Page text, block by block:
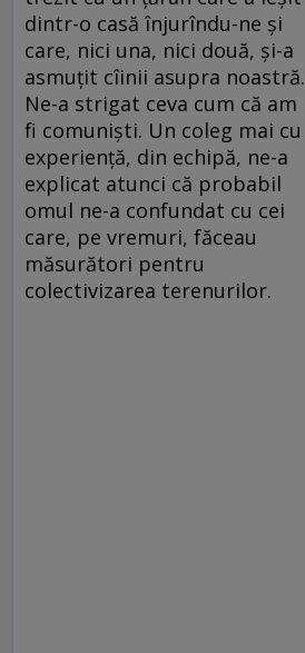
dintr-o casă înjurîndu-ne şi
care, nici una, nici două, şi-a
asmuţit cîinii asupra noastră.
Ne-a strigat ceva cum că am
fi comunişti. Un coleg mai cu
experienţă, din echipă, ne-a
explicat atunci că probabil
omul ne-a confundat cu cei
care, pe vremuri, făceau
măsurători pentru
colectivizarea terenurilor.